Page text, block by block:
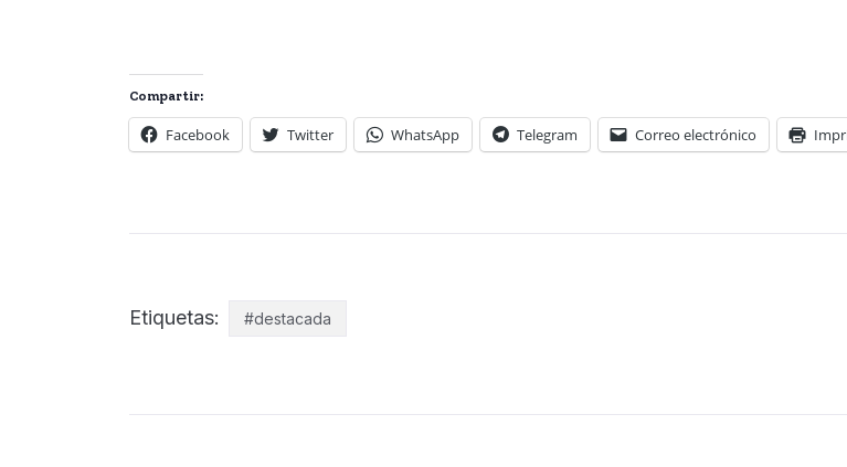
Compartir:
Facebook Twitter WhatsApp Telegram Correo electrónico
Etiquetas: #destacada